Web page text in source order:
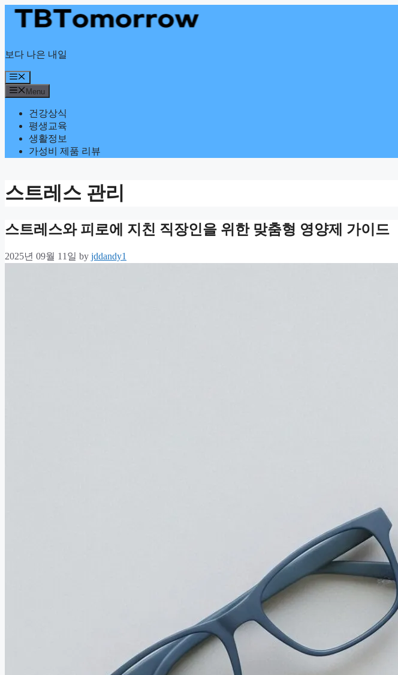
Skip
content
보다 나은 내일
Menu
Menu
건강상식
평생교육
생활정보
가성비 제품 리뷰
스트레스 관리
스트레스와 피로에 지친 직장인을 위한 맞춤형 영양제 가이드
2025년 09월 11일 by jddandy1